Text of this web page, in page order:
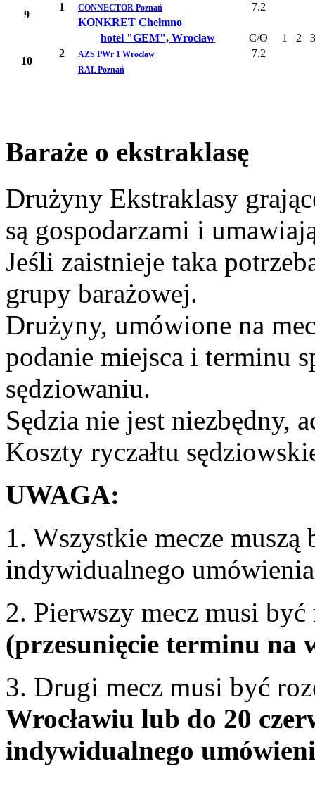
9
1 CONNECTOR Poznań
7.2
KONKRET Chełmno
hotel "GEM", Wrocław
C/O 1 2
3
10
2 AZS PWr 1 Wrocław 7.2
RAL Poznań
Baraże o ekstraklasę
Drużyny Ekstraklasy
są gospodarzami i
Jeśli zaistnieje taka
grupy barażowej.
Drużyny, umówione na
podanie miejsca i terminu
sędziowaniu.
Sędzia nie jest niezbędny,
Koszty ryczałtu
UWAGA:
1. Wszystkie mecze muszą
indywidualnego
2. Pierwszy mecz musi
(przesunięcie terminu na
3. Drugi mecz musi być
Wrocławiu lub do 20
indywidualnego